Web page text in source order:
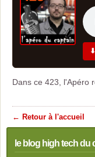
Dans ce 423, l'Apéro
← Retour à l'accueil
le blog high tech du